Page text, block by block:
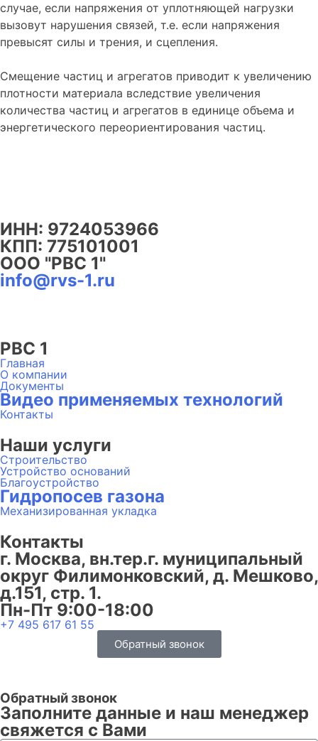
случае, если напряжения от уплотняющей нагрузки
вызовут нарушения связей, т.е. если напряжения
превысят силы и трения, и сцепления.
Смещение частиц и агрегатов приводит к увеличению
плотности материала вследствие увеличения
количества частиц и агрегатов в единице объема и
энергетического переориентирования частиц.
ИНН: 9724053966
КПП: 775101001
ООО "РВС 1"
info@rvs-1.ru
РВС 1
Главная
О компании
Документы
Видео применяемых технологий
Контакты
Наши услуги
Строительство
Устройство оснований
Благоустройство
Гидропосев газона
Механизированная укладка
Контакты
г. Москва, вн.тер.г. муниципальный
округ Филимонковский, д. Мешково,
д.151, стр. 1.
Пн-Пт 9:00-18:00
+7 495 617 61 55
Обратный звонок
Обратный звонок
Заполните данные и наш менеджер
свяжется с Вами